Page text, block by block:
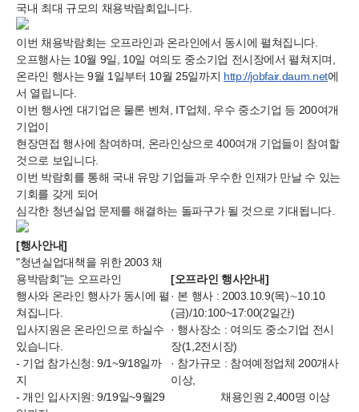
국내 최대 규모의 채용박람회입니다.
이번 채용박람회는 오프라인과 온라인에서 동시에 펼쳐집니다.
오프행사는 10월 9일, 10일 여의도 중소기업 전시장에서 펼쳐지며,
온라인 행사는 9월 1일부터 10월 25일까지 http://jobfair.daum.net에
서 열립니다.
이번 행사엔 대기업은 물론 벤쳐, IT업체, 우수 중소기업 등 200여개
기업이
현장면접 행사에 참여하며, 온라인상으로 400여개 기업들이 참여할
것으로 보입니다.
이번 박람회를 통해 국내 유망 기업들과 우수한 인재가 만날 수 있는
기회를 갖게 되어
심각한 청년실업 문제를 해결하는 돌파구가 될 것으로 기대됩니다.
[행사안내]
"청년실업대책을 위한 2003 채
용박람회"는 오프라인
행사와 온라인 행사가 동시에 펼
쳐집니다.
입사지원은 온라인으로 하실수
있습니다.
- 기업 참가신청: 9/1~9/18일까
지
- 개인 입사지원: 9/19일~9월29
[오프라인 행사안내]
· 본 행사 : 2003.10.9(목)∼10.10
(금)/10:100~17:00(2일간)
· 행사장소 : 여의도 중소기업 전시
장(1,2전시장)
· 참가규모 : 참여예정업체 200개사
이상,
채용인원 2,400명 이상